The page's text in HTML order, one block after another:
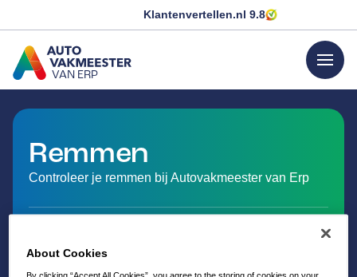
Klantenvertellen.nl 9.8
VAN ERP
GA NAAR DE HOMEPAGINA
menu
Remmen
Controleer je remmen bij Autovakmeester van Erp
About Cookies